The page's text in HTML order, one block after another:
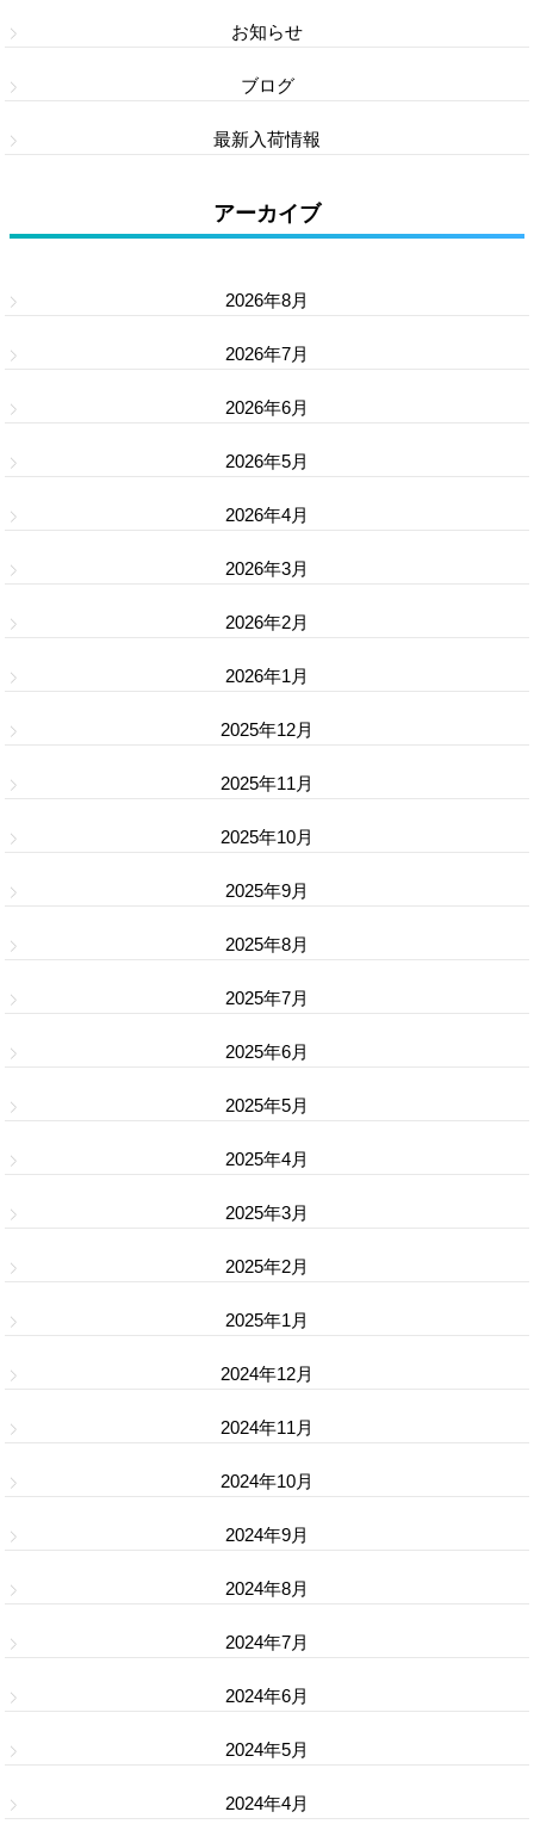
お知らせ
ブログ
最新入荷情報
アーカイブ
2026年8月
2026年7月
2026年6月
2026年5月
2026年4月
2026年3月
2026年2月
2026年1月
2025年12月
2025年11月
2025年10月
2025年9月
2025年8月
2025年7月
2025年6月
2025年5月
2025年4月
2025年3月
2025年2月
2025年1月
2024年12月
2024年11月
2024年10月
2024年9月
2024年8月
2024年7月
2024年6月
2024年5月
2024年4月